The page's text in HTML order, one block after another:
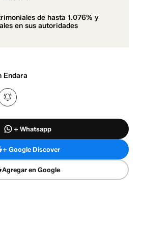
de hasta 1.076% y
en sus autoridades
Endara
+ Whatsapp
+ Google Discover
Agregar en Google